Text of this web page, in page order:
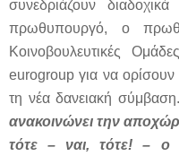
συνεδριάζουν
πρωθυπουργό, ο
Κοινοβουλευτικές
eurogroup για να
τη νέα δανειακή
ανακοινώνει την
τότε – ναι, τότε! – ο